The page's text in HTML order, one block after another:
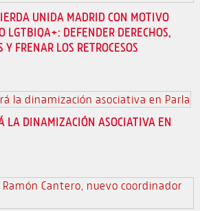
UNIDA MADRID CON MOTIVO
LGTBIQA+: DEFENDER DERECHOS,
FRENAR LOS RETROCESOS
LA DINAMIZACIÓN ASOCIATIVA EN